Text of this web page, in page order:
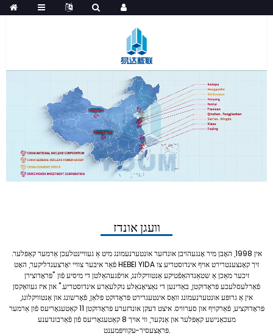
וועגן אונדז
אין 1998, האָבן מיר אָנגעהויבן אונדזער אונטערנעמונג מיט אַ געוויינטלעכן אַרמער קאַפּלער.
פֿאַר איבער צוויי יאָרצענדליקער, האָט HEBEI YIDA זיך קאָנצענטרירט אויף אינדוסטריע צו
זיכער מאַכן אַ שטאַנדהאַפֿטיקע אַנטוויקלונג, אויפֿגעהאַלטן די מיסיע פֿון "פּראָדוצירן
פֿאַרלעסלעכע פּראָדוקטן, באַדינען די נאַציאָנאַלע נוקלעאַרע אינדוסטריע." און איז געוואַקסן
אין אַ גרופּע אונטערנעמונג וואָס אינטעגרירט פּראָדוקט פּלאַן, פֿאָרשונג און אַנטוויקלונג,
פּראָדוקציע, פֿאַרקויף און סערוויס. איצט דעקן אונדזערע פּראָדוקטן 11 קאַטעגאָריעס פֿון אַרמער
מעכאַנישע קאַפּלער און אַנקער, ווי אויך 8 קאַטעגאָריעס פֿון פֿאַרבונדענע
פּראָצעסיר-עקוויפּמענט.